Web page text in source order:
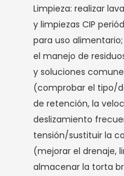
Limpieza: realizar
y limpiezas CIP
para uso
el manejo de
y soluciones
(comprobar el tipo/
de retención, la
deslizamiento
tensión/sustituir la
(mejorar el drenaje,
almacenar la torta